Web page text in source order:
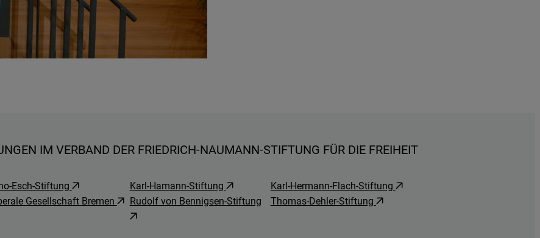
IM VERBAND DER FRIEDRICH-NAUMANN-STIFTUNG FÜR DIE FREIHEIT
Esch-Stiftung Karl-Hamann-Stiftung
Karl-Hermann-Flach-Stiftung
Gesellschaft Bremen
Rudolf von Bennigsen-Stiftung Thomas-Dehler-Stiftung